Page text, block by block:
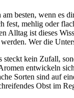
besten, wenn es
fest, mehlig oder
Alltag ist dieses
Wer die
steckt kein Zufall,
entwickeln
Sorten sind auf
Obst im